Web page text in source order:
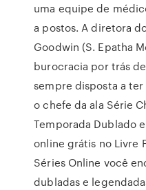
uma equipe de
a postos. A diretora
Goodwin (S. Epatha
burocracia por trás
sempre disposta a
o chefe da ala Série
Temporada Dublado
online grátis no Livre
Séries Online você
dubladas e